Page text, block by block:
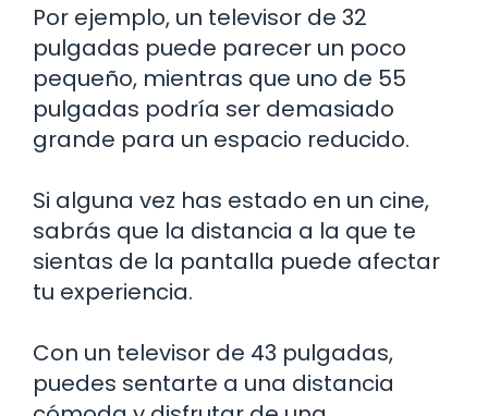
Por ejemplo, un televisor de 32
pulgadas puede parecer un poco
pequeño, mientras que uno de 55
pulgadas podría ser demasiado
grande para un espacio reducido.
Si alguna vez has estado en un cine,
sabrás que la distancia a la que te
sientas de la pantalla puede afectar
tu experiencia.
Con un televisor de 43 pulgadas,
puedes sentarte a una distancia